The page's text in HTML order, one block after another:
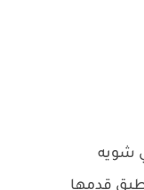
شويه
قدمها